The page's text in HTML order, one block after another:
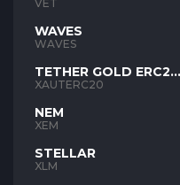
VET
WAVES
WAVES
TETHER GOLD ERC20
XAUT
XAUTERC20
NEM
XEM
STELLAR
XLM